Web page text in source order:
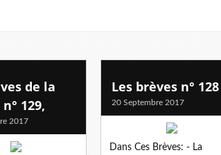
de la
129,
2017
Les brèves n° 128
20 Septembre 2017
Dans Ces Brèves: - La